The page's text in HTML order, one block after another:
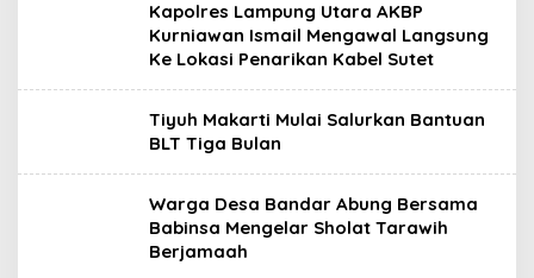
Kapolres Lampung Utara AKBP
Kurniawan Ismail Mengawal Langsung
Ke Lokasi Penarikan Kabel Sutet
Tiyuh Makarti Mulai Salurkan Bantuan
BLT Tiga Bulan
Warga Desa Bandar Abung Bersama
Babinsa Mengelar Sholat Tarawih
Berjamaah